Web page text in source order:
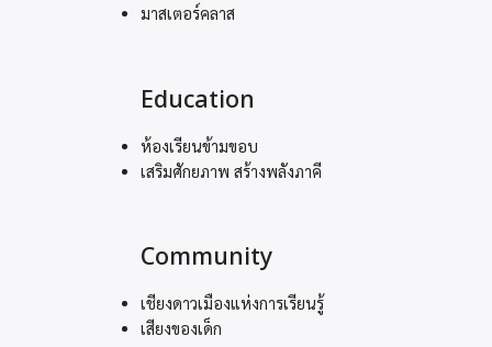
มาสเตอร์คลาส
Education
ห้องเรียนข้ามขอบ
เสริมศักยภาพ สร้างพลังภาคี
Community
เชียงดาวเมืองแห่งการเรียนรู้
เสียงของเด็ก